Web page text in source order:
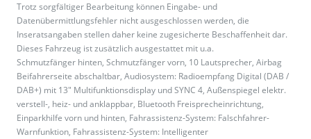
Trotz sorgfältiger Bearbeitung können Eingabe- und
Datenübermittlungsfehler nicht ausgeschlossen werden, die
Inseratsangaben stellen daher keine zugesicherte Beschaffenheit dar.
Dieses Fahrzeug ist zusätzlich ausgestattet mit u.a.
Schmutzfänger hinten, Schmutzfänger vorn, 10 Lautsprecher, Airbag
Beifahrerseite abschaltbar, Audiosystem: Radioempfang Digital (DAB /
DAB+) mit 13" Multifunktionsdisplay und SYNC 4, Außenspiegel elektr.
verstell-, heiz- und anklappbar, Bluetooth Freisprecheinrichtung,
Einparkhilfe vorn und hinten, Fahrassistenz-System: Falschfahrer-
Warnfunktion, Fahrassistenz-System: Intelligenter